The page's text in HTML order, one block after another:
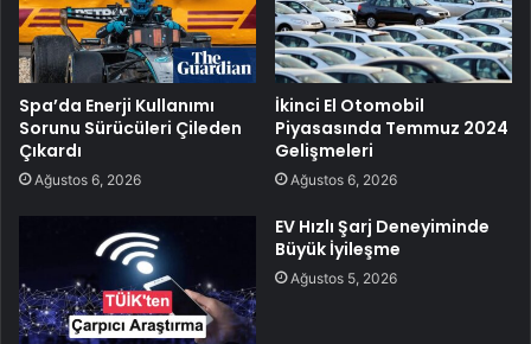
Spa’da Enerji Kullanımı
Sorunu Sürücüleri Çileden
Çıkardı
Ağustos 6, 2026
İkinci El Otomobil
Piyasasında Temmuz 2024
Gelişmeleri
Ağustos 6, 2026
EV Hızlı Şarj Deneyiminde
Büyük İyileşme
Ağustos 5, 2026